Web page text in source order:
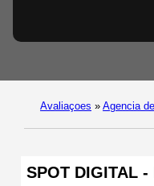
Avaliaçoes » Agencia
SPOT DIGITAL